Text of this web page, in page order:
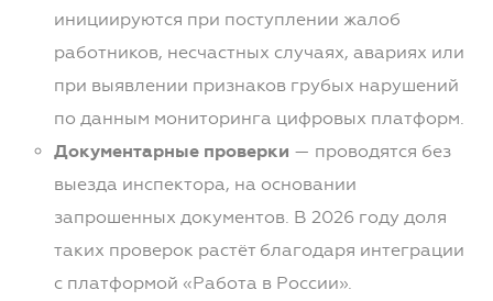
инициируются при поступлении жалоб
работников, несчастных случаях, авариях или
при выявлении признаков грубых нарушений
по данным мониторинга цифровых платформ.
Документарные проверки — проводятся без
выезда инспектора, на основании
запрошенных документов. В 2026 году доля
таких проверок растёт благодаря интеграции
с платформой «Работа в России».